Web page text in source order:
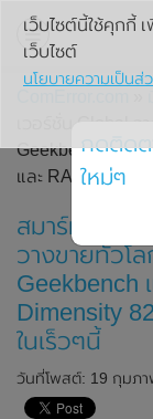
เวอร์ชั่น Global
Geekbench แล้ว
และ RAM 12GB ลุ้
สมาร์ทโฟน
วางขายทั่วโ
Geekbench
Dimensity
ในเร็วๆนี้
วันที่โพสต์: 19 กุมภ
เว็บไซต์นี้ใช้คุกกี้
เว็บไซต์
นโยบายความเป็นส่
กดติดต
ใหม่ๆ